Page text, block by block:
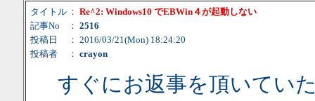
タイトル ： Re^2: Windows10 でEBWin４が起動しない
記事No
： 2516
投稿日
： 2016/03/21(Mon) 18:24:20
投稿者
： crayon
すぐにお返事を頂いてい